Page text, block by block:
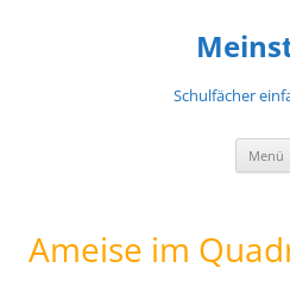
Schulfächer
Menü
Ameise im